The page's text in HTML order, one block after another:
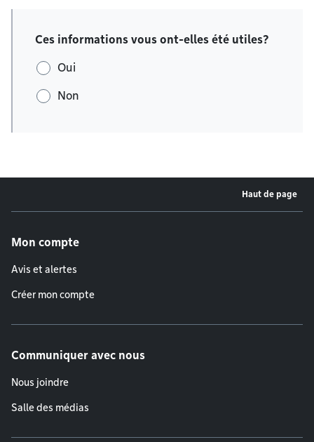
Ces informations vous ont-elles été utiles?
Oui
Non
Haut de page
Mon compte
Avis et alertes
Créer mon compte
Communiquer avec nous
Nous joindre
Salle des médias